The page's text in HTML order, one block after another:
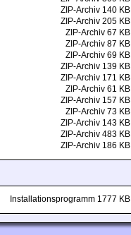
ZIP-Archiv 140 KB
ZIP-Archiv 205 KB
ZIP-Archiv 67 KB
ZIP-Archiv 87 KB
ZIP-Archiv 69 KB
ZIP-Archiv 139 KB
ZIP-Archiv 171 KB
ZIP-Archiv 61 KB
ZIP-Archiv 157 KB
ZIP-Archiv 73 KB
ZIP-Archiv 143 KB
ZIP-Archiv 483 KB
ZIP-Archiv 186 KB
Installationsprogramm 1777 KB